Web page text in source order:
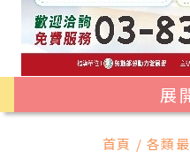
展
首頁 / 各類